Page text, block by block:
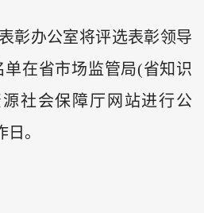
彰办公室将评选表彰领导
在省市场监管局(省知识
社会保障厅网站进行公
。